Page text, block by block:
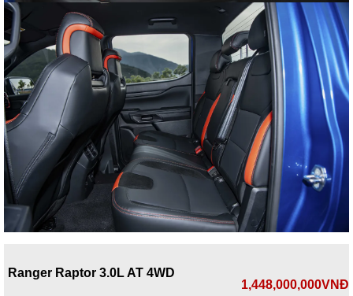
Ranger Raptor 3.0L AT 4WD
1,448,000,000VNĐ